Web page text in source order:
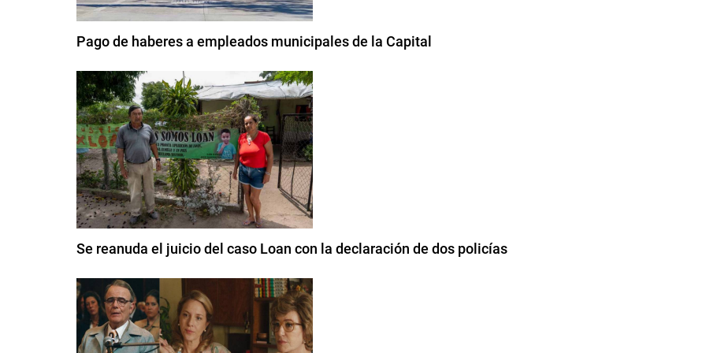
Pago de haberes a empleados municipales de la Capital
Se reanuda el juicio del caso Loan con la declaración de dos policías